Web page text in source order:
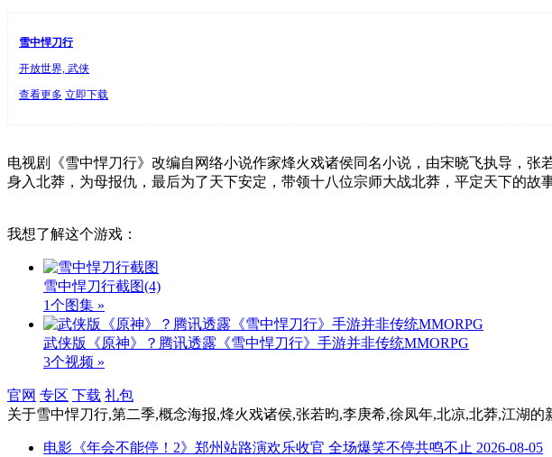
雪中悍刀行
开放世界, 武侠
查看更多 立即下载
电视剧《雪中悍刀行》改编自网络小说作家烽火戏诸侯同名小说，由宋晓飞执导，
身入北莽，为母报仇，最后为了天下安定，带领十八位宗师大战北莽，平定天下的故事
我想了解这个游戏：
雪中悍刀行截图(4)
1个图集 »
武侠版《原神》？腾讯透露《雪中悍刀行》手游并非传统MMORPG
3个视频 »
官网 专区 下载 礼包
关于雪中悍刀行,第二季,概念海报,烽火戏诸侯,张若昀,李庚希,徐凤年,北凉,北莽,江湖的
电影《年会不能停！2》郑州站路演欢乐收官 全场爆笑不停共鸣不止 2026-08-05